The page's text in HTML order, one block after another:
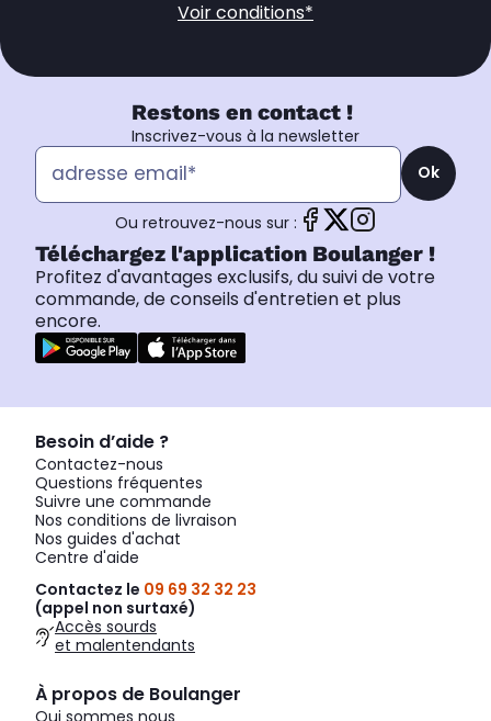
Voir conditions*
Restons en contact !
Inscrivez-vous à la newsletter
Ok
Ou retrouvez-nous sur :
Téléchargez l'application Boulanger !
Profitez d'avantages exclusifs, du suivi de votre
commande, de conseils d'entretien et plus
encore.
Besoin d’aide ?
Contactez-nous
Questions fréquentes
Suivre une commande
Nos conditions de livraison
Nos guides d'achat
Centre d'aide
Contactez le 09 69 32 32 23
(appel non surtaxé)
Accès sourds
et malentendants
À propos de Boulanger
Qui sommes nous